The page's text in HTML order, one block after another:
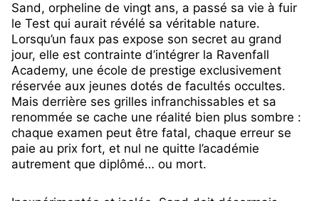
Sand, orpheline de vingt ans, a passé sa vie à fuir
le Test qui aurait révélé sa véritable nature.
Lorsqu’un faux pas expose son secret au grand
jour, elle est contrainte d’intégrer la Ravenfall
Academy, une école de prestige exclusivement
réservée aux jeunes dotés de facultés occultes.
Mais derrière ses grilles infranchissables et sa
renommée se cache une réalité bien plus sombre :
chaque examen peut être fatal, chaque erreur se
paie au prix fort, et nul ne quitte l’académie
autrement que diplômé… ou mort.